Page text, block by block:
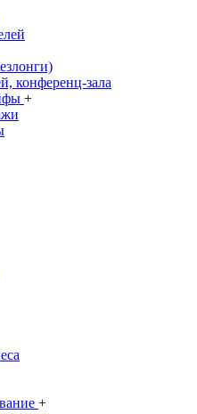
конференц-зала
+
+